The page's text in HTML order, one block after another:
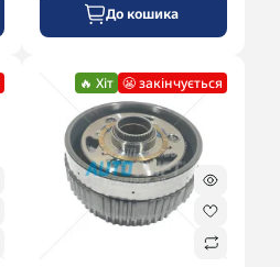
До кошика
🔥 Хіт 😬 закінчується